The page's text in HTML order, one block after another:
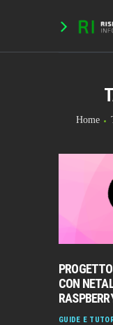
Home
INFO
CON
GUIDE E